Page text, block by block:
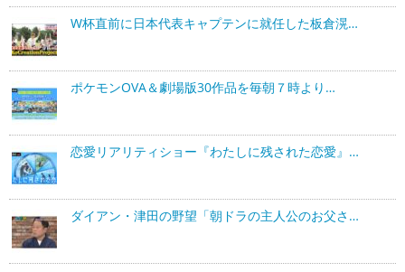
W杯直前に日本代表キャプテンに就任した板倉滉…
ポケモンOVA＆劇場版30作品を毎朝７時より…
恋愛リアリティショー『わたしに残された恋愛』…
ダイアン・津田の野望「朝ドラの主人公のお父さ…